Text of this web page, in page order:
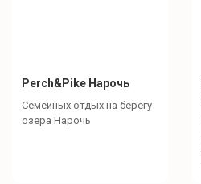
Perch&Pike Нарочь
Семейных отдых на берегу
озера Нарочь